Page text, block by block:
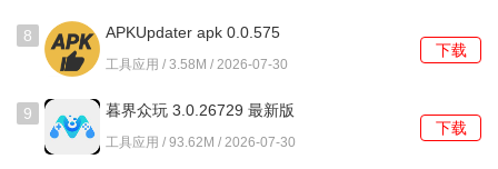
路段地图定位以及罚款金额与扣分。
4、若所在城市支持线上处理，在确认无误后，可以选择电子
支付方式直接完成罚款缴纳。
5、在驾驶分析板块，可以按月或按年查看违章统计图表，了
8
APKUpdater apk 0.0.575
安卓版
工具应用 / 3.58M / 2026-07-30
下载
9 暮界众玩 3.0.26729 最新版
工具应用 / 93.62M / 2026-07-30
下载